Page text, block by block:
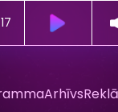
Arhīvs